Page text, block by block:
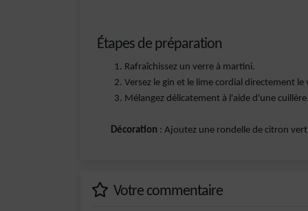
Étapes de préparation
Rafraîchissez un verre à martini.
Versez le gin et le lime cordial directement le
Mélangez délicatement à l'aide d'une
Décoration : Ajoutez une rondelle de citron vert
Votre commentaire